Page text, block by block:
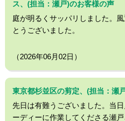
ス、(担当：瀬戸)のお客様の声
庭が明るくサッパリしました。
とうございました。
（2026年06月02日）
東京都杉並区の剪定、(担当：瀬
先日は有難うございました。当
ーディーに作業してくださる瀬